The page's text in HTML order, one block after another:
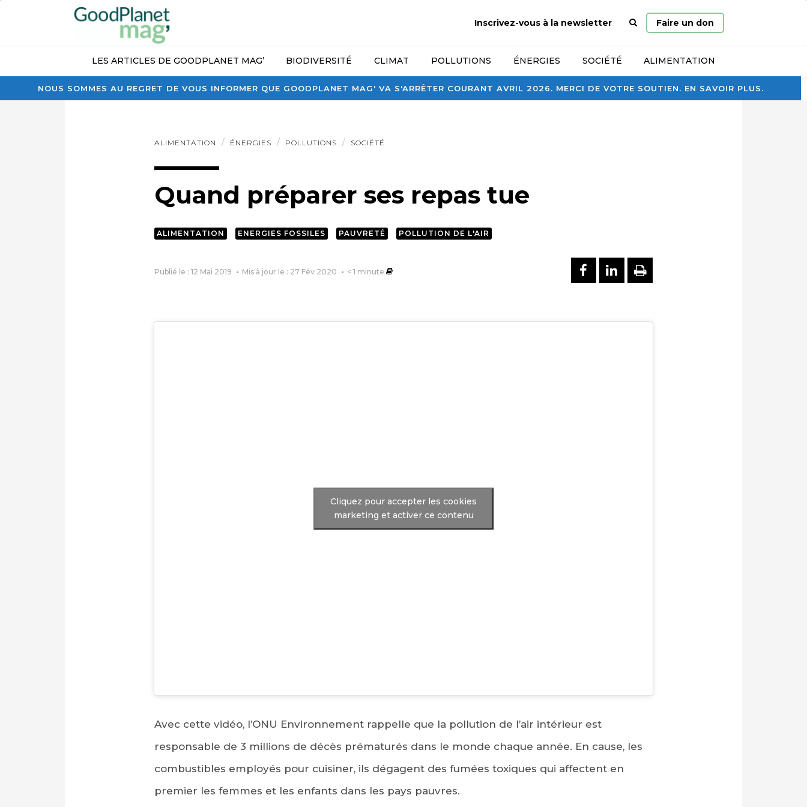
NOUS SOMMES AU REGRET DE VOUS INFORMER QUE GOODPLANET MAG' VA S'ARRÊTER COURANT AVRIL 2026. MERCI DE VOTRE SOUTIEN. EN SAVOIR PLUS.
Inscrivez-vous à la newsletter
Page
d’accueil
Faire un don
LES ARTICLES DE GOODPLANET MAG’ BIODIVERSITÉ CLIMAT POLLUTIONS ÉNERGIES SOCIÉTÉ ALIMENTATION
PARTAGER SUR FACEBOOK
PARTAGER SUR LINKEDIN
IMPRIMER
ALIMENTATION ÉNERGIES POLLUTIONS SOCIÉTÉ
Quand préparer ses repas tue
ALIMENTATION ENERGIES FOSSILES PAUVRETÉ POLLUTION DE L'AIR
Publié le : 12 Mai 2019 Mis à jour le : 27 Fév 2020 < 1 minute PARTAGER SUR FACEBOOK
PARTAGER SUR
IMPRIMER
Cliquez pour accepter les cookies
marketing et activer ce contenu
Avec cette vidéo, l’ONU Environnement rappelle que la pollution de l’air intérieur est
responsable de 3 millions de décès prématurés dans le monde chaque année. En cause, les
combustibles employés pour cuisiner, ils dégagent des fumées toxiques qui affectent en
premier les femmes et les enfants dans les pays pauvres.